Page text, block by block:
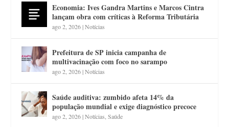
Economia: Ives Gandra Martins e Marcos Cintra
lançam obra com críticas à Reforma Tributária
ago 2, 2026|Notícias
Prefeitura de SP inicia campanha de
multivacinação com foco no sarampo
ago 2, 2026|Notícias
Saúde auditiva: zumbido afeta 14% da
população mundial e exige diagnóstico precoce
ago 2, 2026|Notícias ,Saúde